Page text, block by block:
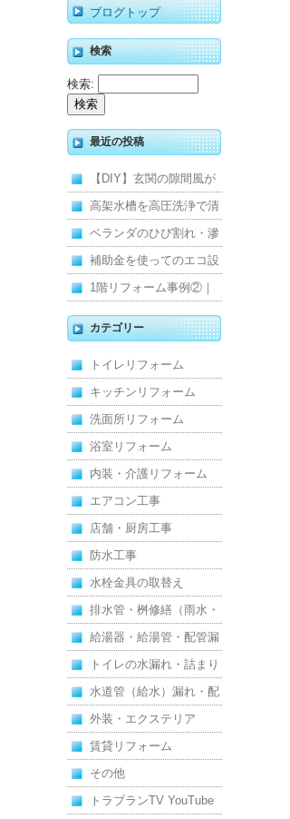
ブログトップ
検索
検索:
最近の投稿
【DIY】玄関の隙間風が
寒くて断熱ドアに交換し
ました
高架水槽を高圧洗浄で清
掃！衛生的な給水環境を
維持｜施工事例
ベランダのひび割れ・滲
みを解消！賃貸マンショ
ン防水工事
補助金を使ってのエコ設
備住宅リフォーム
1階リフォーム事例②｜
キッチン・床・収納を一
新し、扉新設で動線を整
えた全面改修
カテゴリー
トイレリフォーム
キッチンリフォーム
洗面所リフォーム
浴室リフォーム
内装・介護リフォーム
エアコン工事
店舗・厨房工事
防水工事
水栓金具の取替え
排水管・桝修繕（雨水・
汚水）
給湯器・給湯管・配管漏
れ
トイレの水漏れ・詰まり
水道管（給水）漏れ・配
管
外装・エクステリア
賃貸リフォーム
その他
トラブランTV YouTube